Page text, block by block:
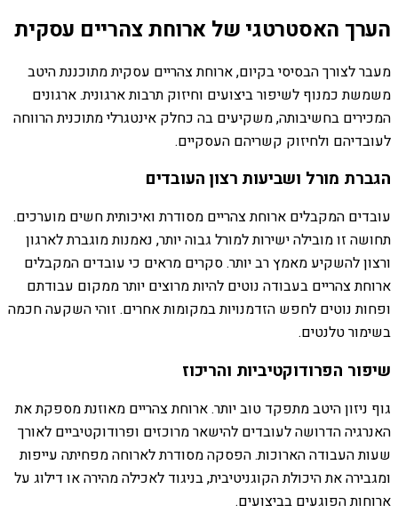
הערך האסטרטגי של ארוחת צהריים עסקית
מעבר לצורך הבסיסי בקיום, ארוחת צהריים עסקית מתוכננת היטב
משמשת כמנוף לשיפור ביצועים וחיזוק תרבות ארגונית. ארגונים
המכירים בחשיבותה, משקיעים בה כחלק אינטגרלי מתוכנית הרווחה
לעובדיהם ולחיזוק קשריהם העסקיים.
הגברת מורל ושביעות רצון העובדים
עובדים המקבלים ארוחת צהריים מסודרת ואיכותית חשים מוערכים.
תחושה זו מובילה ישירות למורל גבוה יותר, נאמנות מוגברת לארגון
ורצון להשקיע מאמץ רב יותר. סקרים מראים כי עובדים המקבלים
ארוחת צהריים בעבודה נוטים להיות מרוצים יותר ממקום עבודתם
ופחות נוטים לחפש הזדמנויות במקומות אחרים. זוהי השקעה חכמה
בשימור טלנטים.
שיפור הפרודוקטיביות והריכוז
גוף ניזון היטב מתפקד טוב יותר. ארוחת צהריים מאוזנת מספקת את
האנרגיה הדרושה לעובדים להישאר מרוכזים ופרודוקטיביים לאורך
שעות העבודה הארוכות. הפסקה מסודרת לארוחה מפחיתה עייפות
ומגבירה את היכולת הקוגניטיבית, בניגוד לאכילה מהירה או דילוג על
ארוחות הפוגעים בביצועים.